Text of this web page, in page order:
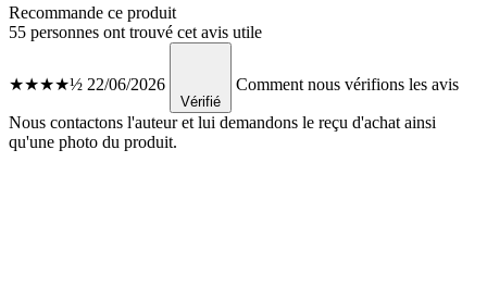
Recommande ce produit
55 personnes ont trouvé cet avis utile
★★★★½ 22/06/2026
Vérifié
Comment nous vérifions les avis
Nous contactons l'auteur et lui demandons le reçu d'achat ainsi
qu'une photo du produit.